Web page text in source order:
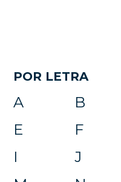
POR LETRA
A B
E
F
I
J